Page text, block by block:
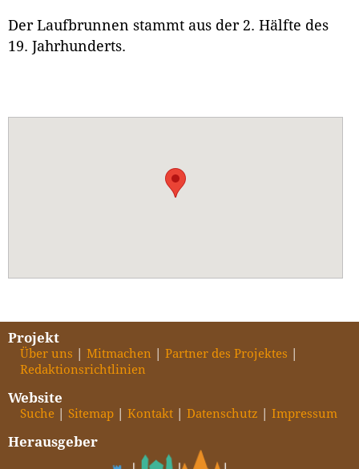
Der Laufbrunnen stammt aus der 2. Hälfte des
19. Jahrhunderts.
Projekt
Über uns Mitmachen
Partner des Projektes
Redaktionsrichtlinien
Website
Suche Sitemap Kontakt Datenschutz Impressum
Herausgeber